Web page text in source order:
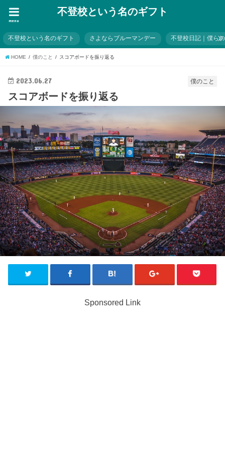
不登校という名のギフト
menu
不登校という名のギフト さよならブルーマンデー 不登校日記｜僕ら
HOME 僕のこと スコアボードを振り返る
僕のこと
2023.06.27
スコアボードを振り返る
Sponsored Link